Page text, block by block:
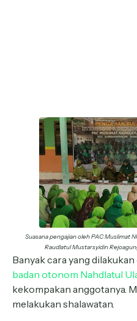
Suasana pengajian oleh PAC Muslimat
Raudlatul Mustarsyidin
Banyak cara yang
badan otonom Nahdlatul
kekompakan anggotanya.
melakukan shalawatan.